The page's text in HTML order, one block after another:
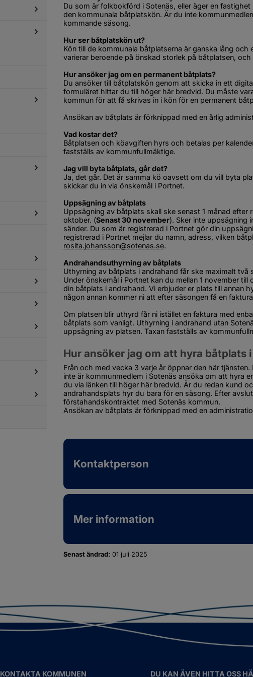
Gästhamnar
Undersidor
Småbåtshamnar
Undersidor
Lekplatser
Undersidor
Vandringsleder
Undersidor
lokal,
Undersidor
Idrotts-/och
Fritidspris
Undersidor
Undersidor
Undersidor
Undersidor
Mötesplatser
Undersidor
Föreningslivet
kommunen
Du som är folkbokförd i Sotenäs, eller äger en
den kommunala båtplatskön. Är du inte
kommande säsong.
Hur ser båtplatskön ut?
Kön till de kommunala båtplatserna är ganska lång
varierar beroende på önskad storlek på båtplatsen,
Hur ansöker jag om en permanent båtplats?
Du ansöker till båtplatskön genom att skicka in ett
formuläret hittar du till höger här bredvid. Du måste
kommun för att få skrivas in i kön för en permanent
Ansökan av båtplats är förknippad med en årlig
Vad kostar det?
Båtplatsen och köavgiften hyrs och betalas per
fastställs av kommunfullmäktige.
Jag vill byta båtplats, går det?
Ja, det går. Det är samma kö oavsett om du vill byta
skickar du in via önskemål i Portnet.
Uppsägning av båtplats
Uppsägning av båtplats skall ske senast 1 månad efter
oktober. (Senast 30 november). Sker inte uppsägning
sänder. Du som är registrerad i Portnet gör din
rosita.johansson@sotenas.se.
Andrahandsuthyrning av båtplats
Uthyrning av båtplats i andrahand får ske maximalt
Under önskemål i Portnet kan du mellan 1 november
din båtplats i andrahand. Vi erbjuder er plats till annan
någon annan kommer ni att efter säsongen få en
Om platsen blir uthyrd får ni istället en faktura med
båtplats som vanligt. Uthyrning i andrahand utan
uppsägning av platsen. Taxan fastställs av
Hur ansöker jag om att hyra båtplats
Från och med vecka 3 varje år öppnar den här
inte är kommunmedlem i Sotenäs ansöka om att hyra
du via länken till höger här bredvid. Är du redan kund
andrahandsplats hyr du bara för en säsong. Efter
förstahandskontraktet med Sotenäs kommun.
Ansökan av båtplats är förknippad med en
Kontaktperson
Mer information
Senast ändrad: 01 juli 2025
KONTAKTA KOMMUNEN DU KAN ÄVEN HITTA OSS